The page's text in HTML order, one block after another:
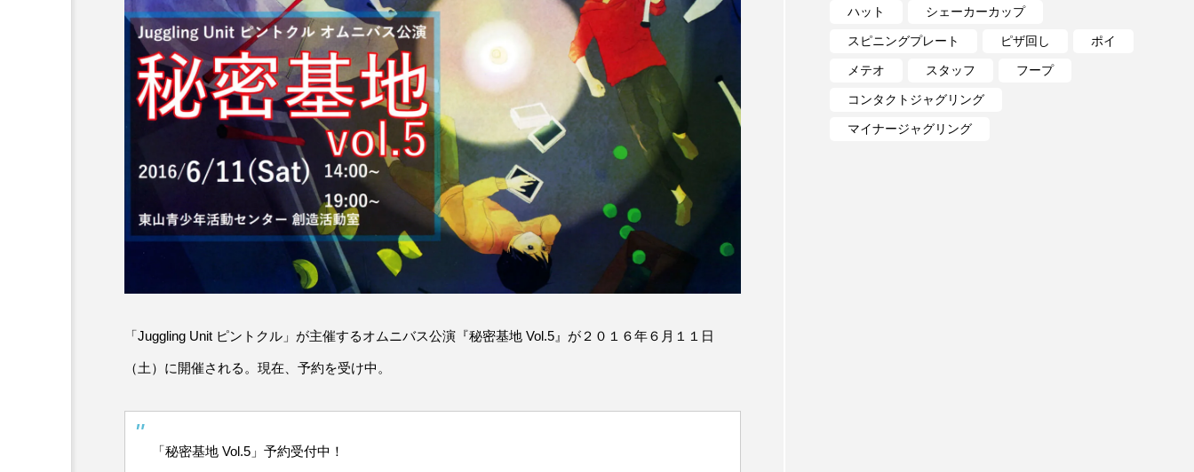
「Juggling Unit ピントクル」が主催するオムニバス公演『秘密基地 Vol.5』が２０１６年６月１１日
（土）に開催される。現在、予約を受け中。
「秘密基地 Vol.5」予約受付中！
ハット シェーカーカップ
スピニングプレート ピザ回し ポイ
メテオ スタッフ フープ
コンタクトジャグリング
マイナージャグリング